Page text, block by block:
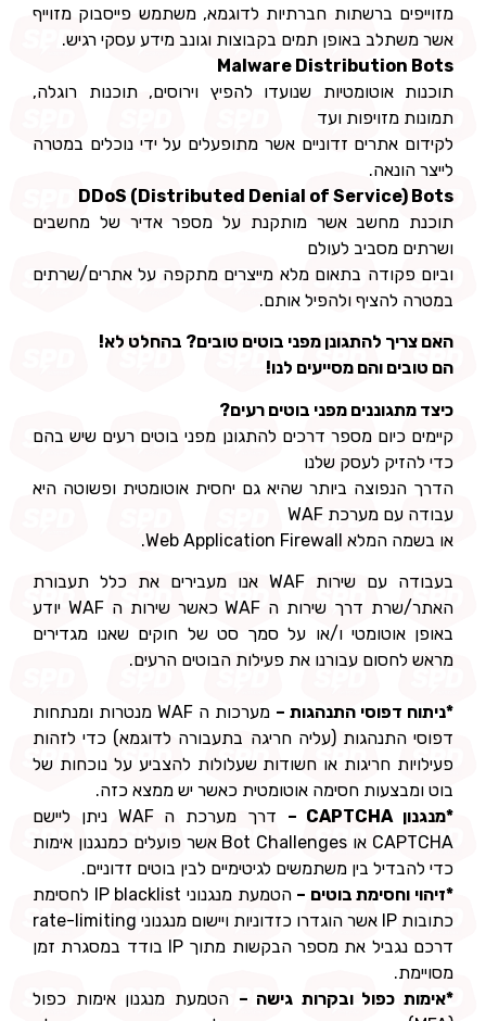
מזוייפים ברשתות חברתיות לדוגמא, משתמש פייסבוק מזוייף
אשר משתלב באופן תמים בקבוצות וגונב מידע עסקי רגיש.
Malware Distribution Bots
תוכנות אוטומטיות שנועדו להפיץ וירוסים, תוכנות רוגלה,
תמונות מזויפות ועד
לקידום אתרים זדוניים אשר מתופעלים על ידי נוכלים במטרה
לייצר הונאה.
DDoS (Distributed Denial of Service) Bots
תוכנת מחשב אשר מותקנת על מספר אדיר של מחשבים
ושרתים מסביב לעולם
וביום פקודה בתאום מלא מייצרים מתקפה על אתרים/שרתים
במטרה להציף ולהפיל אותם.
האם צריך להתגונן מפני בוטים טובים? בהחלט לא!
הם טובים והם מסייעים לנו!
כיצד מתגוננים מפני בוטים רעים?
קיימים כיום מספר דרכים להתגונן מפני בוטים רעים שיש בהם
כדי להזיק לעסק שלנו
הדרך הנפוצה ביותר שהיא גם יחסית אוטומטית ופשוטה היא
עבודה עם מערכת WAF
או בשמה המלא Web Application Firewall.
בעבודה עם שירות WAF אנו מעבירים את כלל תעבורת
האתר/שרת דרך שירות ה WAF כאשר שירות ה WAF יודע
באופן אוטומטי ו/או על סמך סט של חוקים שאנו מגדירים
מראש לחסום עבורנו את פעילות הבוטים הרעים.
*ניתוח דפוסי התנהגות –
מערכות ה WAF מנטרות ומנתחות
דפוסי התנהגות (עליה חריגה בתעבורה לדוגמא) כדי לזהות
פעילויות חריגות או חשודות שעלולות להצביע על נוכחות של
בוט ומבצעות חסימה אוטומטית כאשר יש ממצא כזה.
*מנגנון CAPTCHA –
דרך מערכת ה WAF ניתן ליישם
CAPTCHA או Bot Challenges אשר פועלים כמנגנון אימות
כדי להבדיל בין משתמשים לגיטימיים לבין בוטים זדוניים.
*זיהוי וחסימת בוטים –
הטמעת מנגנוני IP blacklist לחסימת
כתובות IP אשר הוגדרו כזדוניות ויישום מנגנוני rate-limiting
דרכם נגביל את מספר הבקשות מתוך IP בודד במסגרת זמן
מסויימת.
*אימות כפול ובקרות גישה – הטמעת מנגנון אימות כפול